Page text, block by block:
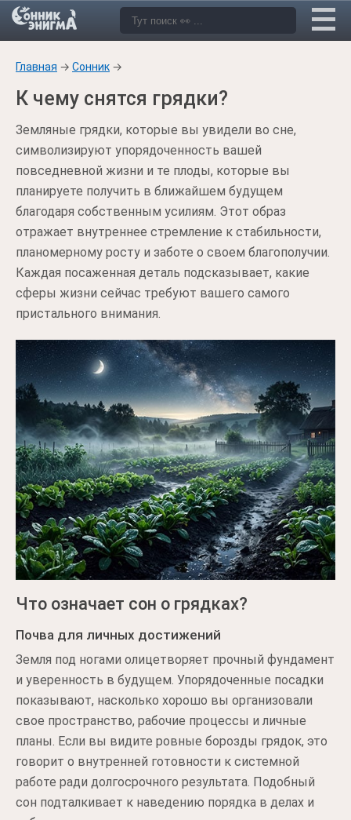
Главная → Сонник →
К чему снятся грядки?
Земляные грядки, которые вы увидели во сне,
символизируют упорядоченность вашей
повседневной жизни и те плоды, которые вы
планируете получить в ближайшем будущем
благодаря собственным усилиям. Этот образ
отражает внутреннее стремление к стабильности,
планомерному росту и заботе о своем благополучии.
Каждая посаженная деталь подсказывает, какие
сферы жизни сейчас требуют вашего самого
пристального внимания.
Что означает сон о грядках?
Почва для личных достижений
Земля под ногами олицетворяет прочный фундамент
и уверенность в будущем. Упорядоченные посадки
показывают, насколько хорошо вы организовали
свое пространство, рабочие процессы и личные
планы. Если вы видите ровные борозды грядок, это
говорит о внутренней готовности к системной
работе ради долгосрочного результата. Подобный
сон подталкивает к наведению порядка в делах и